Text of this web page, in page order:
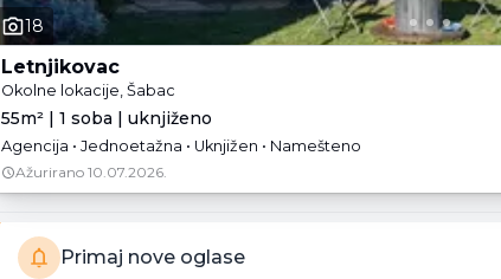
18
Letnjikovac
Okolne lokacije, Šabac
55m² | 1 soba | uknjiženo
Agencija • Jednoetažna • Uknjižen • Namešteno
Ažurirano 10.07.2026.
Primaj nove oglase